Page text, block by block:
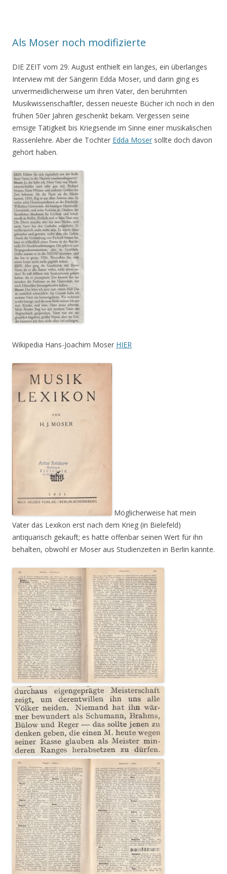
Als Moser noch modifizierte
DIE ZEIT vom 29. August enthielt ein langes, ein überlanges
Interview mit der Sängerin Edda Moser, und darin ging es
unvermeidlicherweise um ihren Vater, den berühmten
Musikwissenschaftler, dessen neueste Bücher ich noch in den
frühen 50er Jahren geschenkt bekam. Vergessen seine
emsige Tätigkeit bis Kriegsende im Sinne einer musikalischen
Rassenlehre. Aber die Tochter Edda Moser sollte doch davon
gehört haben.
Wikipedia Hans-Joachim Moser HIER
Möglicherweise hat mein
Vater das Lexikon erst nach dem Krieg (in Bielefeld)
antiquarisch gekauft; es hatte offenbar seinen Wert für ihn
behalten, obwohl er Moser aus Studienzeiten in Berlin kannte.